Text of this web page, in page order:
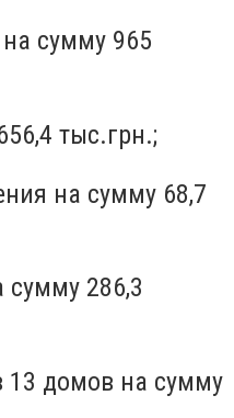
сумму 965
тыс.грн.;
на сумму 68,7
286,3
домов на сумму